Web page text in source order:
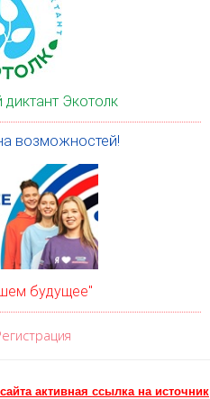
Экотолк
возможностей!
будущее"
активная ссылка на источник